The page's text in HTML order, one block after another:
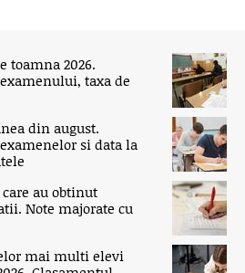
toamna 2026.
taxa de
din august.
si data la
au obtinut
Note majorate cu
mai multi elevi